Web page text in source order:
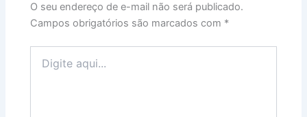
O seu endereço de e-mail não será publicado.
Campos obrigatórios são marcados com *
aqui...